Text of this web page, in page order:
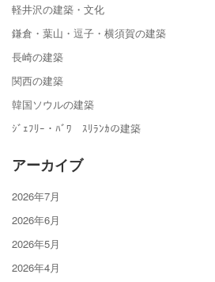
軽井沢の建築・文化
鎌倉・葉山・逗子・横須賀の建築
長崎の建築
関西の建築
韓国ソウルの建築
ｼﾞｪﾌﾘｰ・ﾊﾞﾜ ｽﾘﾗﾝｶの建築
アーカイブ
2026年7月
2026年6月
2026年5月
2026年4月